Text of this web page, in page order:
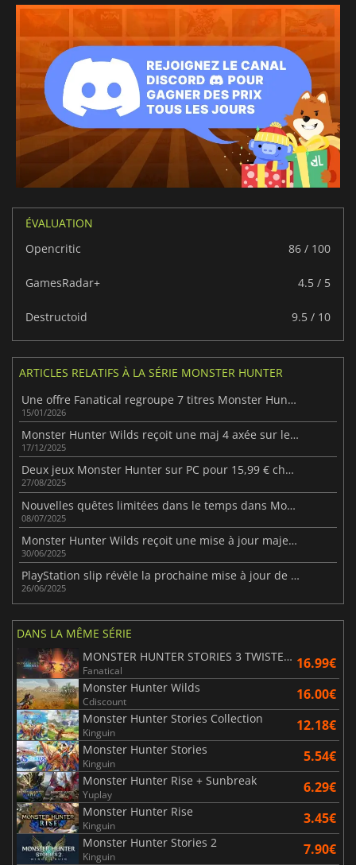
ÉVALUATION
Opencritic
86 / 100
GamesRadar+ 4.5 / 5
Destructoid 9.5 / 10
ARTICLES RELATIFS À LA SÉRIE MONSTER HUNTER
Une offre Fanatical regroupe 7 titres Monster Hunter à petit prix
15/01/2026
Monster Hunter Wilds reçoit une maj 4 axée sur les performances
17/12/2025
Deux jeux Monster Hunter sur PC pour 15,99 € chez Fanatical
27/08/2025
Nouvelles quêtes limitées dans le temps dans Monster Hunter Wilds
08/07/2025
Monster Hunter Wilds reçoit une mise à jour majeure avec de nouveaux monstres et de nouvelles fonctionnalités
30/06/2025
PlayStation slip révèle la prochaine mise à jour de Monster Hunter Wilds
26/06/2025
DANS LA MÊME SÉRIE
MONSTER HUNTER STORIES 3 TWISTED REFLECTION
Fanatical 16.99€
Monster Hunter Wilds
Cdiscount 16.00€
Monster Hunter Stories Collection
Kinguin 12.18€
Monster Hunter Stories
Kinguin 5.54€
Monster Hunter Rise + Sunbreak
Yuplay 6.29€
Monster Hunter Rise
Kinguin 3.45€
Monster Hunter Stories 2
Kinguin 7.90€